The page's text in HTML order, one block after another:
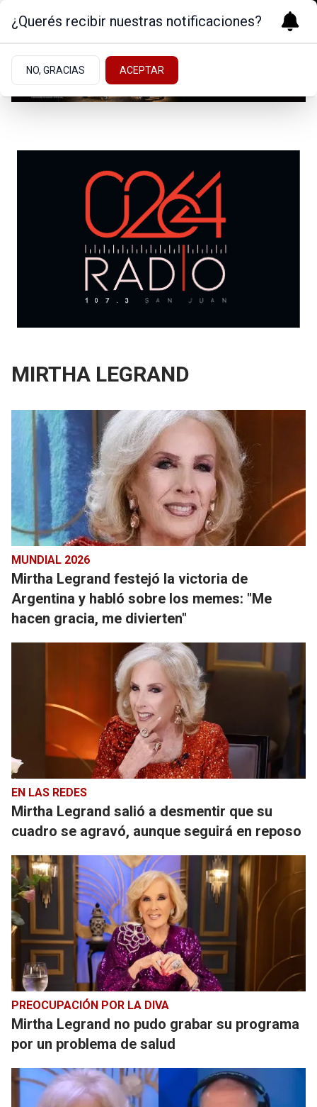
MIRTHA LEGRAND
MUNDIAL 2026
Mirtha Legrand festejó la victoria de
Argentina y habló sobre los memes: "Me
hacen gracia, me divierten"
EN LAS REDES
Mirtha Legrand salió a desmentir que su
cuadro se agravó, aunque seguirá en reposo
PREOCUPACIÓN POR LA DIVA
Mirtha Legrand no pudo grabar su programa
por un problema de salud
¿Querés recibir nuestras notificaciones?
NO, GRACIAS ACEPTAR